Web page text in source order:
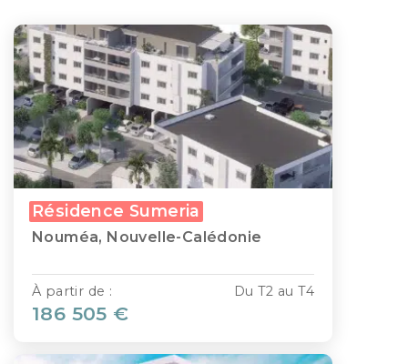
Résidence Sumeria
Nouméa, Nouvelle-Calédonie
Du T2 au T4
À partir de :
186 505 €